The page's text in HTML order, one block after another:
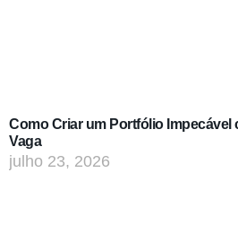
Como Criar um Portfólio Impecável
Vaga
julho 23, 2026